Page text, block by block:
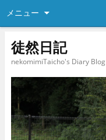
メニュー
徒然日記
nekomimiTaicho's Diary Blog